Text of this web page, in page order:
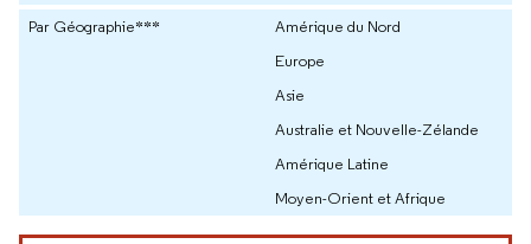
Par Géographie***
Amérique du Nord
Europe
Asie
Australie et Nouvelle-Zélande
Amérique Latine
Moyen-Orient et Afrique